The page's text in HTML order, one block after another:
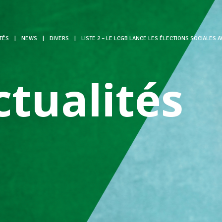
NEWS DIVERS LISTE 2 – LE LCGB LANCE LES ÉLECTIONS SOCIALES